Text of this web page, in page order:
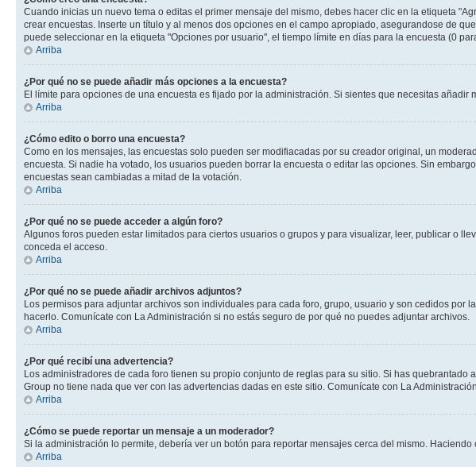
Cuando inicias un nuevo tema o editas el primer mensaje del mismo, debes hacer clic en la etiqueta
crear encuestas. Inserte un título y al menos dos opciones en el campo apropiado, asegurandose de
puede seleccionar en la etiqueta "Opciones por usuario", el tiempo límite en días para la encuesta (0
Arriba
¿Por qué no se puede añadir más opciones a la encuesta?
El límite para opciones de una encuesta es fijado por la administración. Si sientes que necesitas
Arriba
¿Cómo edito o borro una encuesta?
Como en los mensajes, las encuestas solo pueden ser modifiacadas por su creador original, un
encuesta. Si nadie ha votado, los usuarios pueden borrar la encuesta o editar las opciones. Sin
encuestas sean cambiadas a mitad de la votación.
Arriba
¿Por qué no se puede acceder a algún foro?
Algunos foros pueden estar limitados para ciertos usuarios o grupos y para visualizar, leer, publicar o
conceda el acceso.
Arriba
¿Por qué no se puede añadir archivos adjuntos?
Los permisos para adjuntar archivos son individuales para cada foro, grupo, usuario y son cedidos
hacerlo. Comunícate con La Administración si no estás seguro de por qué no puedes adjuntar archivos.
Arriba
¿Por qué recibí una advertencia?
Los administradores de cada foro tienen su propio conjunto de reglas para su sitio. Si has
Group no tiene nada que ver con las advertencias dadas en este sitio. Comunícate con La
Arriba
¿Cómo se puede reportar un mensaje a un moderador?
Si la administración lo permite, debería ver un botón para reportar mensajes cerca del mismo.
Arriba